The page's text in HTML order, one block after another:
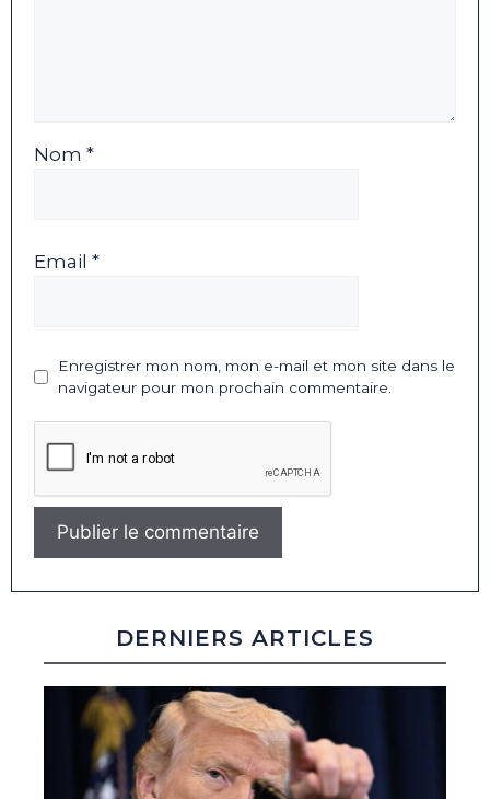
Nom *
Email *
Enregistrer mon nom, mon e-mail et mon site dans le
navigateur pour mon prochain commentaire.
DERNIERS ARTICLES